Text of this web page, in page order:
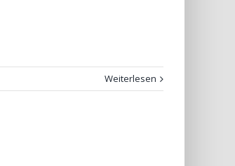
Weiterlesen